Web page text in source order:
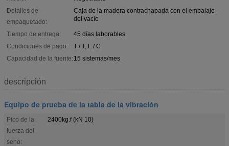
Detalles de
empaquetado:
Caja de la madera contrachapada con el embalaje
del vacío
Tiempo de entrega:
45 días laborables
Condiciones de pago:
T / T, L / C
Capacidad de la fuente: 15 sistemas/mes
descripción
Equipo de prueba de la tabla de la vibración
Pico de la
fuerza del
seno:
2400kg.f (kN 10)